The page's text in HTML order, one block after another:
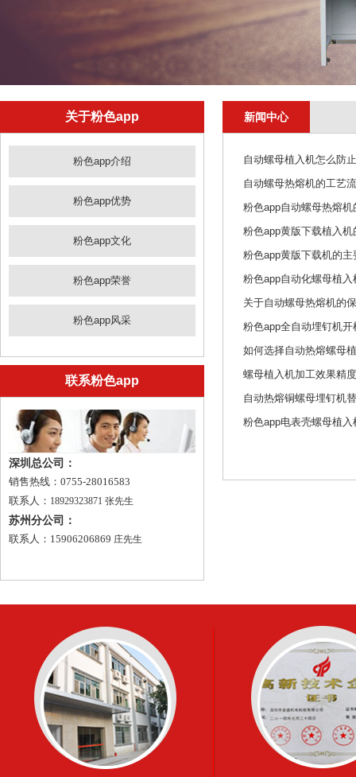
关于粉色app
粉色app介绍
粉色app优势
粉色app文化
粉色app荣誉
粉色app风采
联系粉色app
深圳总公司：
销售热线：0755-28016583
联系人： 18929323871 张先生
苏州分公司：
联系人：15906206869 庄先生
新闻中心
自动螺母植入机怎么防止
自动螺母热熔机的工艺
粉色app自动螺母热熔
粉色app黄版下载植入
粉色app黄版下载机的主
粉色app自动化螺母植
关于自动螺母热熔机的
粉色app全自动埋钉机
如何选择自动热熔螺母
螺母植入机加工效果精
自动热熔铜螺母埋钉机
粉色app电表壳螺母植入